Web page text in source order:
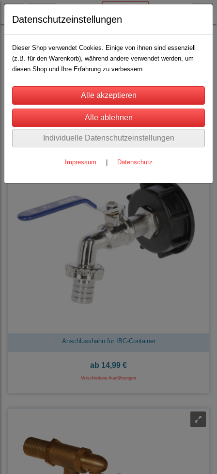
Tränkebecken(7)
Sortierung wählen
Tränkebecken für Pferde, Rinder, Schweine, Schafe und Ziegen sowie
Kameliten und Hunde. Stall trog und Weidetränken für Hoch und
Niederdruck. Weidepumpen und Weidetrogtränken
Anschlusshahn für IBC-Container
ab 14,99 €
Verschiedene Ausführungen
Datenschutzeinstellungen
Dieser Shop verwendet Cookies. Einige von ihnen sind essenziell
(z.B. für den Warenkorb), während andere verwendet werden, um
diesen Shop und Ihre Erfahrung zu verbessern.
Individuelle Datenschutzeinstellungen
Impressum Datenschutz